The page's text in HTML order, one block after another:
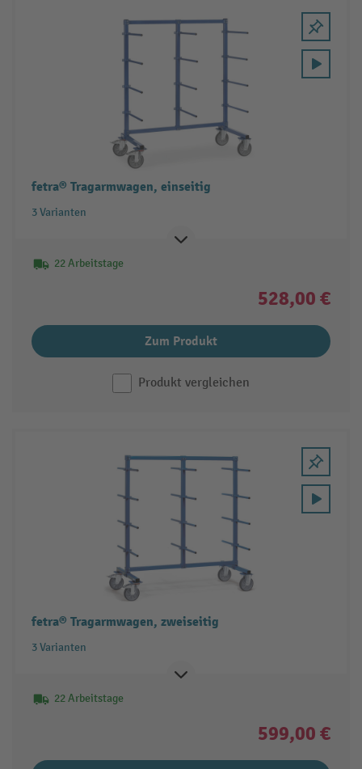
fetra® Tragarmwagen, einseitig
3 Varianten
22 Arbeitstage
528,00 €
Zum Produkt
Produkt vergleichen
fetra® Tragarmwagen, zweiseitig
3 Varianten
22 Arbeitstage
599,00 €